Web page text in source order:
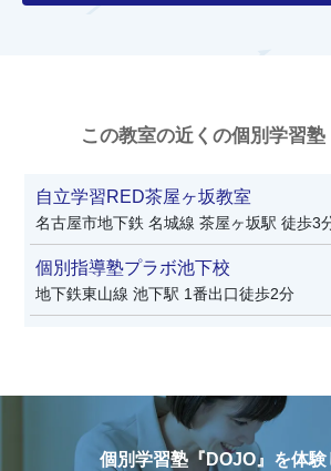
この教室の近くの個別学習塾
自立学習RED茶屋ヶ坂教室
名古屋市地下鉄 名城線 茶屋ヶ坂駅 徒歩3
個別指導塾プラボ池下校
地下鉄東山線 池下駅 1番出口徒歩2分
個別学習塾『DOJO』を体験